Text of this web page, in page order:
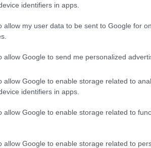
identifiers in apps.
allow my user data to be sent to Google for
allow Google to send me personalized
allow Google to enable storage related to
identifiers in apps.
allow Google to enable storage related to
allow Google to enable storage related to